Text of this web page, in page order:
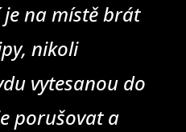
na místě brát
nikoli
vytesanou do
porušovat a